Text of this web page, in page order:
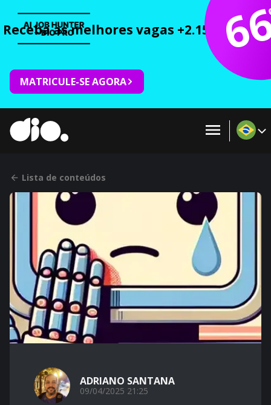
Receba as melhores vagas +2.150 cursos
MATRICULE-SE AGORA
Lista de conteúdos
ADRIANO SANTANA
09/04/2025 21:25